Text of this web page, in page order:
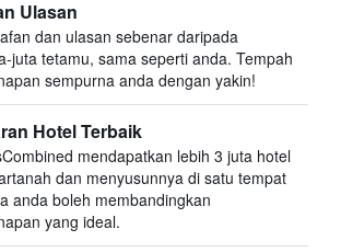
Ulasan
dan ulasan sebenar daripada
juta tetamu, sama seperti anda. Tempah
sempurna anda dengan yakin!
Hotel Terbaik
mendapatkan lebih 3 juta hotel
dan menyusunnya di satu tempat
anda boleh membandingkan
yang ideal.